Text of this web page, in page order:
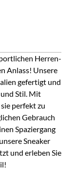
Herren-
Anlass! Unsere
gefertigt und
Stil. Mit
perfekt zu
Gebrauch
Spaziergang
Sneaker
und erleben Sie